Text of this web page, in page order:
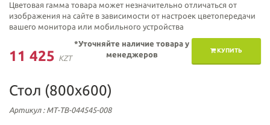
Цветовая гамма товара может незначительно отличаться от
изображения на сайте в зависимости от настроек цветопередачи
вашего монитора или мобильного устройства
11 425 KZT
КУПИТЬ
*Уточняйте наличие товара у
менеджеров
Стол (800х600)
Артикул: МТ-ТВ-044545-008